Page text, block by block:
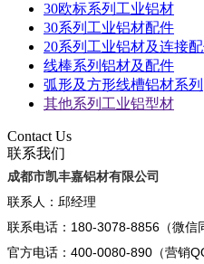
30欧标系列工业铝材
30系列工业铝材配件
20系列工业铝材及连接
线棒系列铝材及配件
弧形及方形线槽铝材系列
其他系列工业铝型材
Contact Us
联系我们
成都市凯丰嘉铝材有限公司
联系人：邱经理
联系电话：180-3078-8856（微信
官方电话：400-0080-890（营销